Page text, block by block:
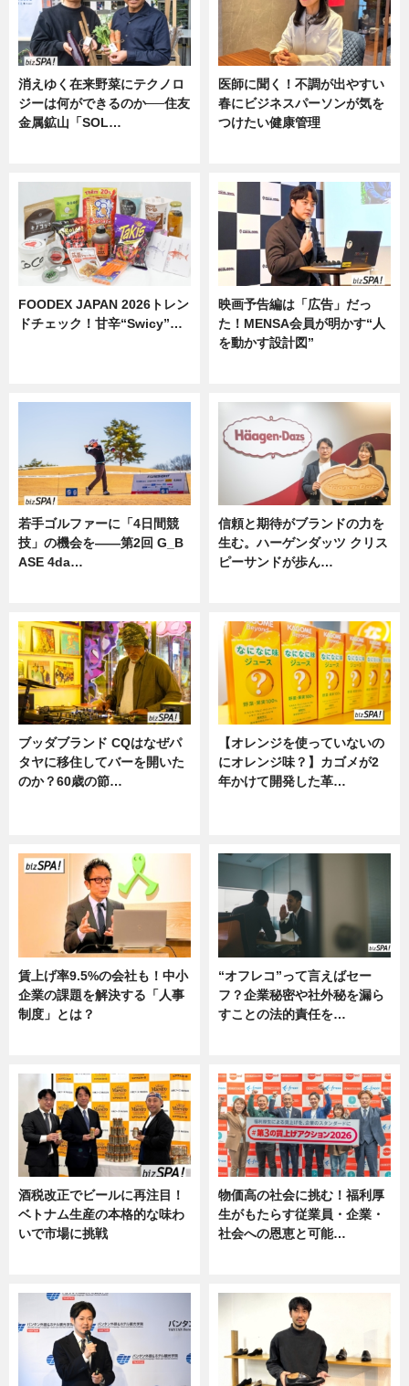
消えゆく在来野菜にテクノロ
ジーは何ができるのか──住友
金属鉱山「SOL…
医師に聞く！不調が出やすい
春にビジネスパーソンが気を
つけたい健康管理
FOODEX JAPAN 2026トレン
ドチェック！甘辛“Swicy”…
映画予告編は「広告」だっ
た！MENSA会員が明かす“人
を動かす設計図”
若手ゴルファーに「4日間競
技」の機会を——第2回 G_B
ASE 4da…
信頼と期待がブランドの力を
生む。ハーゲンダッツ クリス
ピーサンドが歩ん…
ブッダブランド CQはなぜパ
タヤに移住してバーを開いた
のか？60歳の節…
【オレンジを使っていないの
にオレンジ味？】カゴメが2
年かけて開発した革…
賃上げ率9.5%の会社も！中小
企業の課題を解決する「人事
制度」とは？
“オフレコ”って言えばセー
フ？企業秘密や社外秘を漏ら
すことの法的責任を…
酒税改正でビールに再注目！
ベトナム生産の本格的な味わ
いで市場に挑戦
物価高の社会に挑む！福利厚
生がもたらす従業員・企業・
社会への恩恵と可能…